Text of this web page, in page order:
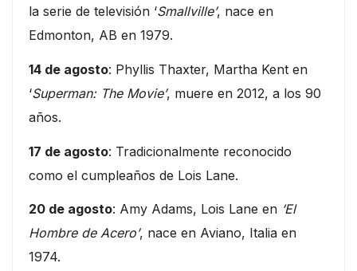
la serie de televisión ‘Smallville’, nace en
Edmonton, AB en 1979.
14 de agosto: Phyllis Thaxter, Martha Kent en
‘Superman: The Movie’, muere en 2012, a los 90
años.
17 de agosto: Tradicionalmente reconocido
como el cumpleaños de Lois Lane.
20 de agosto: Amy Adams, Lois Lane en ‘El
Hombre de Acero’, nace en Aviano, Italia en
1974.